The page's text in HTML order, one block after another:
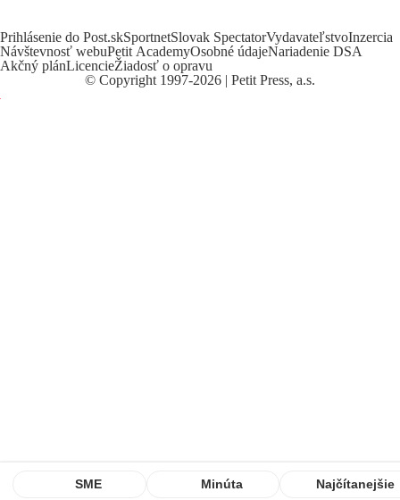
SME Minúta Najčítanejšie
Prihlásenie do Post.skSportnetSlovak SpectatorVydavateľstvoInzercia
Návštevnosť webuPetit AcademyOsobné údajeNariadenie DSA
Akčný plánLicencieŽiadosť o opravu
© Copyright 1997-2026 | Petit Press, a.s.